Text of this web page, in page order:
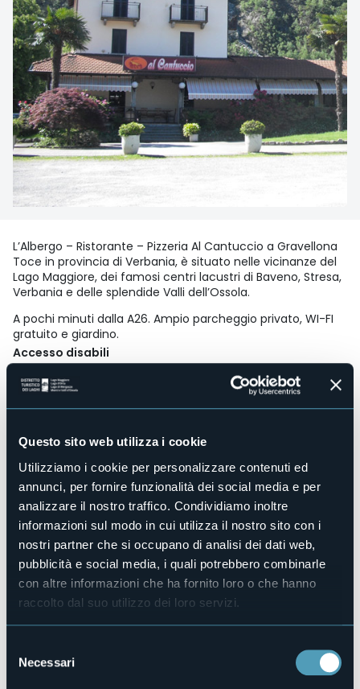
Questo sito web utilizza i cookie
Utilizziamo i cookie per personalizzare contenuti ed
annunci, per fornire funzionalità dei social media e per
analizzare il nostro traffico. Condividiamo inoltre
informazioni sul modo in cui utilizza il nostro sito con i
nostri partner che si occupano di analisi dei dati web,
pubblicità e social media, i quali potrebbero combinarle
con altre informazioni che ha fornito loro o che hanno
raccolto dal suo utilizzo dei loro servizi.
delNecessari
L’Albergo – Ristorante – Pizzeria Al Cantuccio a Gravellona
Toce in provincia di Verbania, è situato nelle vicinanze del
Lago Maggiore, dei famosi centri lacustri di Baveno, Stresa,
Verbania e delle splendide Valli dell’Ossola.
A pochi minuti dalla A26. Ampio parcheggio privato, WI-FI
gratuito e giardino.
Accesso disabili
No
Centro benessere
No
No
Piscina
No
Animali ammessi
No
Camere
Posti letto
Sito web
http://www.alcantuccio.net